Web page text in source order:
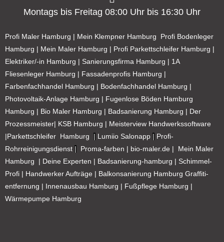
Montags bis Freitag 08:00 Uhr bis 16:30 Uhr
Profi Maler Hamburg Mein Klempner Hamburg
Profi Bodenleger
Hamburg
Mein Maler Hamburg Profi Parkettschleifer Hamburg
Elektriker/-in Hamburg
Sanierungsfirma Hamburg
1A
Fliesenleger Hamburg
Fassadenprofis Hamburg
Farbenfachhandel Hamburg
Bodenfachhandel Hamburg
Photovoltaik-Anlage Hamburg
Fugenlose Böden Hamburg
Hamburg
Bio Maler Hamburg Badsanierung Hamburg
Der
Prozessmeister
KSB Hamburg
Meisterview Handwerkssoftware
Parkettschleifer Hamburg Lumiio Salonapp
Profi-
Rohrreinigungsdienst
Proma-farben bio-maler.de
Mein Maler
Hamburg
Deine Experten Badsanierung-hamburg
Schimmel-
Profi
Handwerker Aufträge Balkonsanierung Hamburg Graffiti-
entfernung
Innenausbau Hamburg Fußpflege Hamburg
Wärmepumpe Hamburg